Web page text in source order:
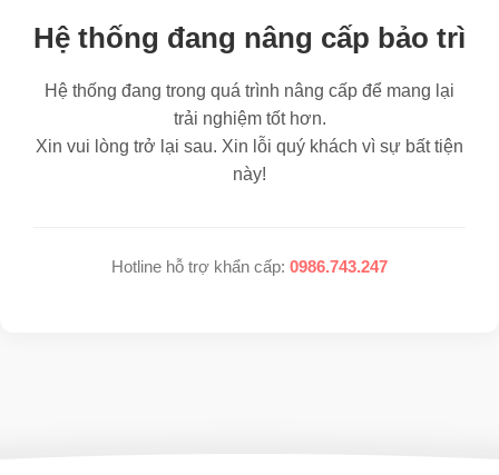
Hệ thống đang nâng cấp bảo trì
Hệ thống đang trong quá trình nâng cấp để mang lại
trải nghiệm tốt hơn.
Xin vui lòng trở lại sau. Xin lỗi quý khách vì sự bất tiện
này!
Hotline hỗ trợ khẩn cấp: 0986.743.247